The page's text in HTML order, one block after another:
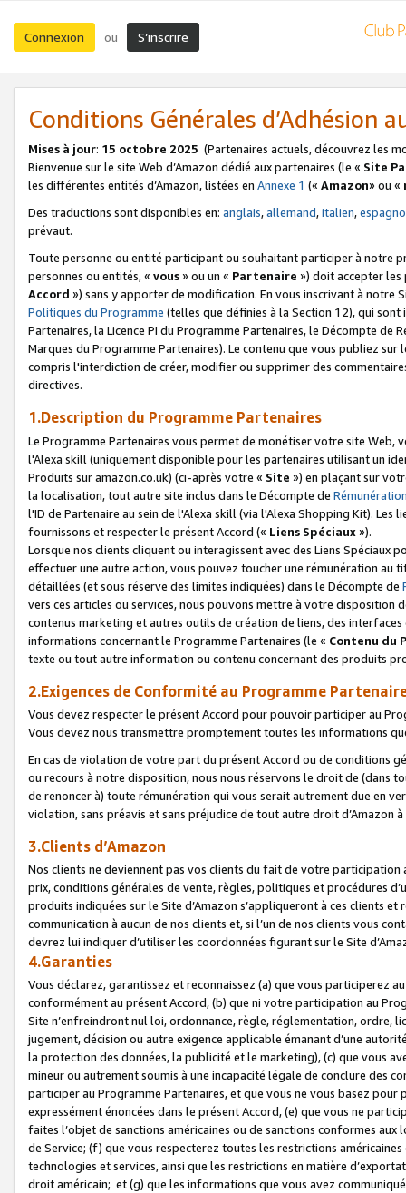
Connexion ou S’inscrire
Conditions Générales d’Adhésion
Mises à jour: 15 octobre 2025 (Partenaires actuels, découvrez les
Bienvenue sur le site Web d’Amazon dédié aux partenaires (le « Site
les différentes entités d’Amazon, listées en Annexe 1 (« Amazon» ou «
Des traductions sont disponibles en: anglais,allemand,italien,
prévaut.
Toute personne ou entité participant ou souhaitant participer à notre
personnes ou entités, « vous» ou un « Partenaire ») doit accepter les
Accord ») sans y apporter de modification. En vous inscrivant à notre
Politiques du Programme (telles que définies à la Section 12), qui
Partenaires, la Licence PI du Programme Partenaires, le Décompte de
Marques du Programme Partenaires). Le contenu que vous publiez
compris l'interdiction de créer, modifier ou supprimer des
directives.
1.Description du Programme Partenaires
Le Programme Partenaires vous permet de monétiser votre site Web,
l'Alexa skill (uniquement disponible pour les partenaires utilisant un
Produits sur amazon.co.uk) (ci-après votre « Site ») en plaçant sur
la localisation, tout autre site inclus dans le Décompte de
l'ID de Partenaire au sein de l'Alexa skill (via l'Alexa Shopping Kit).
fournissons et respecter le présent Accord (« Liens Spéciaux»).
Lorsque nos clients cliquent ou interagissent avec des Liens Spéciaux
effectuer une autre action, vous pouvez toucher une rémunération
détaillées (et sous réserve des limites indiquées) dans le Décompte de
vers ces articles ou services, nous pouvons mettre à votre disposition
contenus marketing et autres outils de création de liens, des
informations concernant le Programme Partenaires (le « Contenu du
texte ou tout autre information ou contenu concernant des produits
2.Exigences de Conformité au Programme
Vous devez respecter le présent Accord pour pouvoir participer au
Vous devez nous transmettre promptement toutes les informations
En cas de violation de votre part du présent Accord ou de conditions
ou recours à notre disposition, nous nous réservons le droit de (dans
de renoncer à) toute rémunération qui vous serait autrement due en
violation, sans préavis et sans préjudice de tout autre droit
3.Clients d’Amazon
Nos clients ne deviennent pas vos clients du fait de votre
prix, conditions générales de vente, règles, politiques et procédures
produits indiquées sur le Site d’Amazon s’appliqueront à ces clients
communication à aucun de nos clients et, si l’un de nos clients vous
devrez lui indiquer d’utiliser les coordonnées figurant sur le Site
4.Garanties
Vous déclarez, garantissez et reconnaissez (a) que vous participerez
conformément au présent Accord, (b) que ni votre participation au
Site n’enfreindront nul loi, ordonnance, règle, réglementation, ordre,
jugement, décision ou autre exigence applicable émanant d’une
la protection des données, la publicité et le marketing), (c) que vous
mineur ou autrement soumis à une incapacité légale de conclure des
participer au Programme Partenaires, et que vous ne vous basez
expressément énoncées dans le présent Accord, (e) que vous ne
faites l’objet de sanctions américaines ou de sanctions conformes
de Service; (f) que vous respecterez toutes les restrictions
technologies et services, ainsi que les restrictions en matière
droit américain; et (g) que les informations que vous avez